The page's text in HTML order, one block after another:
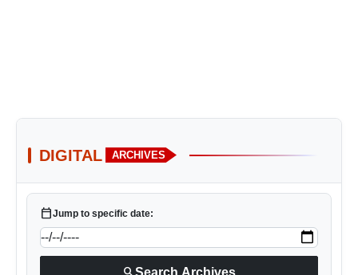
DIGITAL ARCHIVES
calendar_todayJump to specific date:
Search Archives